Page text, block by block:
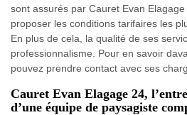
sont assurés par Cauret Evan
proposer les conditions tarifaires les
En plus de cela, la qualité de ses
professionnalisme. Pour en savoir
pouvez prendre contact avec ses
Cauret Evan Elagage 24,
d’une équipe de paysagiste